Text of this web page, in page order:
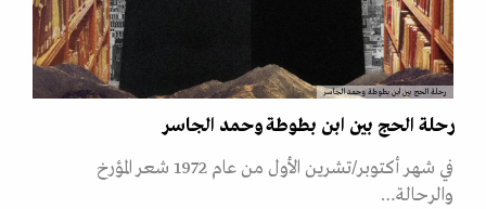
رحلة الحج بين ابن بطوطة وحمد الجاسر
رحلة الحج بين ابن بطوطة وحمد الجاسر
في شهر أكتوبر/تشرين الأول من عام 1972 شعر المؤرخ
والرحالة…